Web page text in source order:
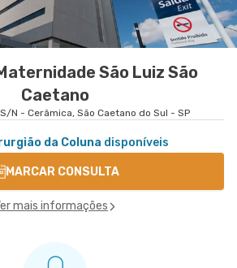
São Luiz São
Caetano
N - Cerâmica, São Caetano do Sul - SP
da Coluna disponíveis
MARCAR CONSULTA
mais informações